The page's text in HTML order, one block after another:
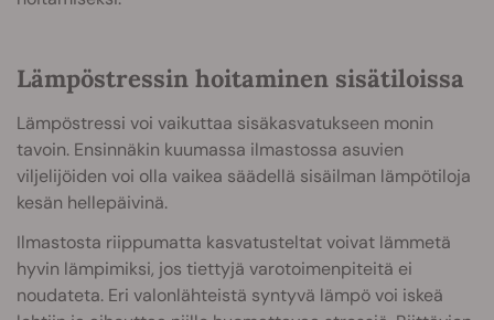
Lämpöstressin hoitaminen sisätiloissa
Lämpöstressi voi vaikuttaa sisäkasvatukseen monin
tavoin. Ensinnäkin kuumassa ilmastossa asuvien
viljelijöiden voi olla vaikea säädellä sisäilman lämpötiloja
kesän hellepäivinä.
Ilmastosta riippumatta kasvatusteltat voivat lämmetä
hyvin lämpimiksi, jos tiettyjä varotoimenpiteitä ei
noudateta. Eri valonlähteistä syntyvä lämpö voi iskeä